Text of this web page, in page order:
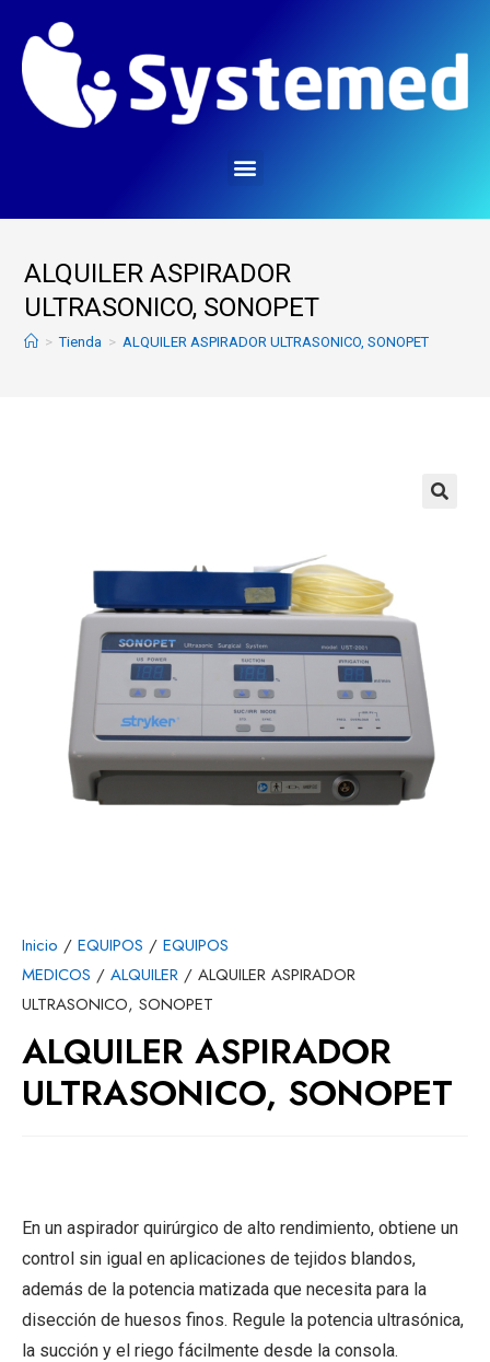
ALQUILER ASPIRADOR
ULTRASONICO, SONOPET
> Tienda > ALQUILER ASPIRADOR ULTRASONICO, SONOPET
Inicio / EQUIPOS / EQUIPOS
MEDICOS / ALQUILER / ALQUILER ASPIRADOR
ULTRASONICO, SONOPET
ALQUILER ASPIRADOR
ULTRASONICO, SONOPET
En un aspirador quirúrgico de alto rendimiento, obtiene un
control sin igual en aplicaciones de tejidos blandos,
además de la potencia matizada que necesita para la
disección de huesos finos. Regule la potencia ultrasónica,
la succión y el riego fácilmente desde la consola.